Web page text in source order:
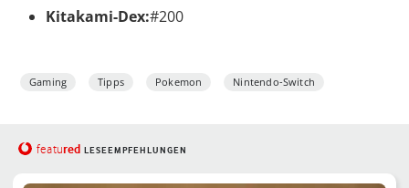
Kitakami-Dex:#200
Gaming Tipps Pokemon Nintendo-Switch
featured LESEEMPFEHLUNGEN